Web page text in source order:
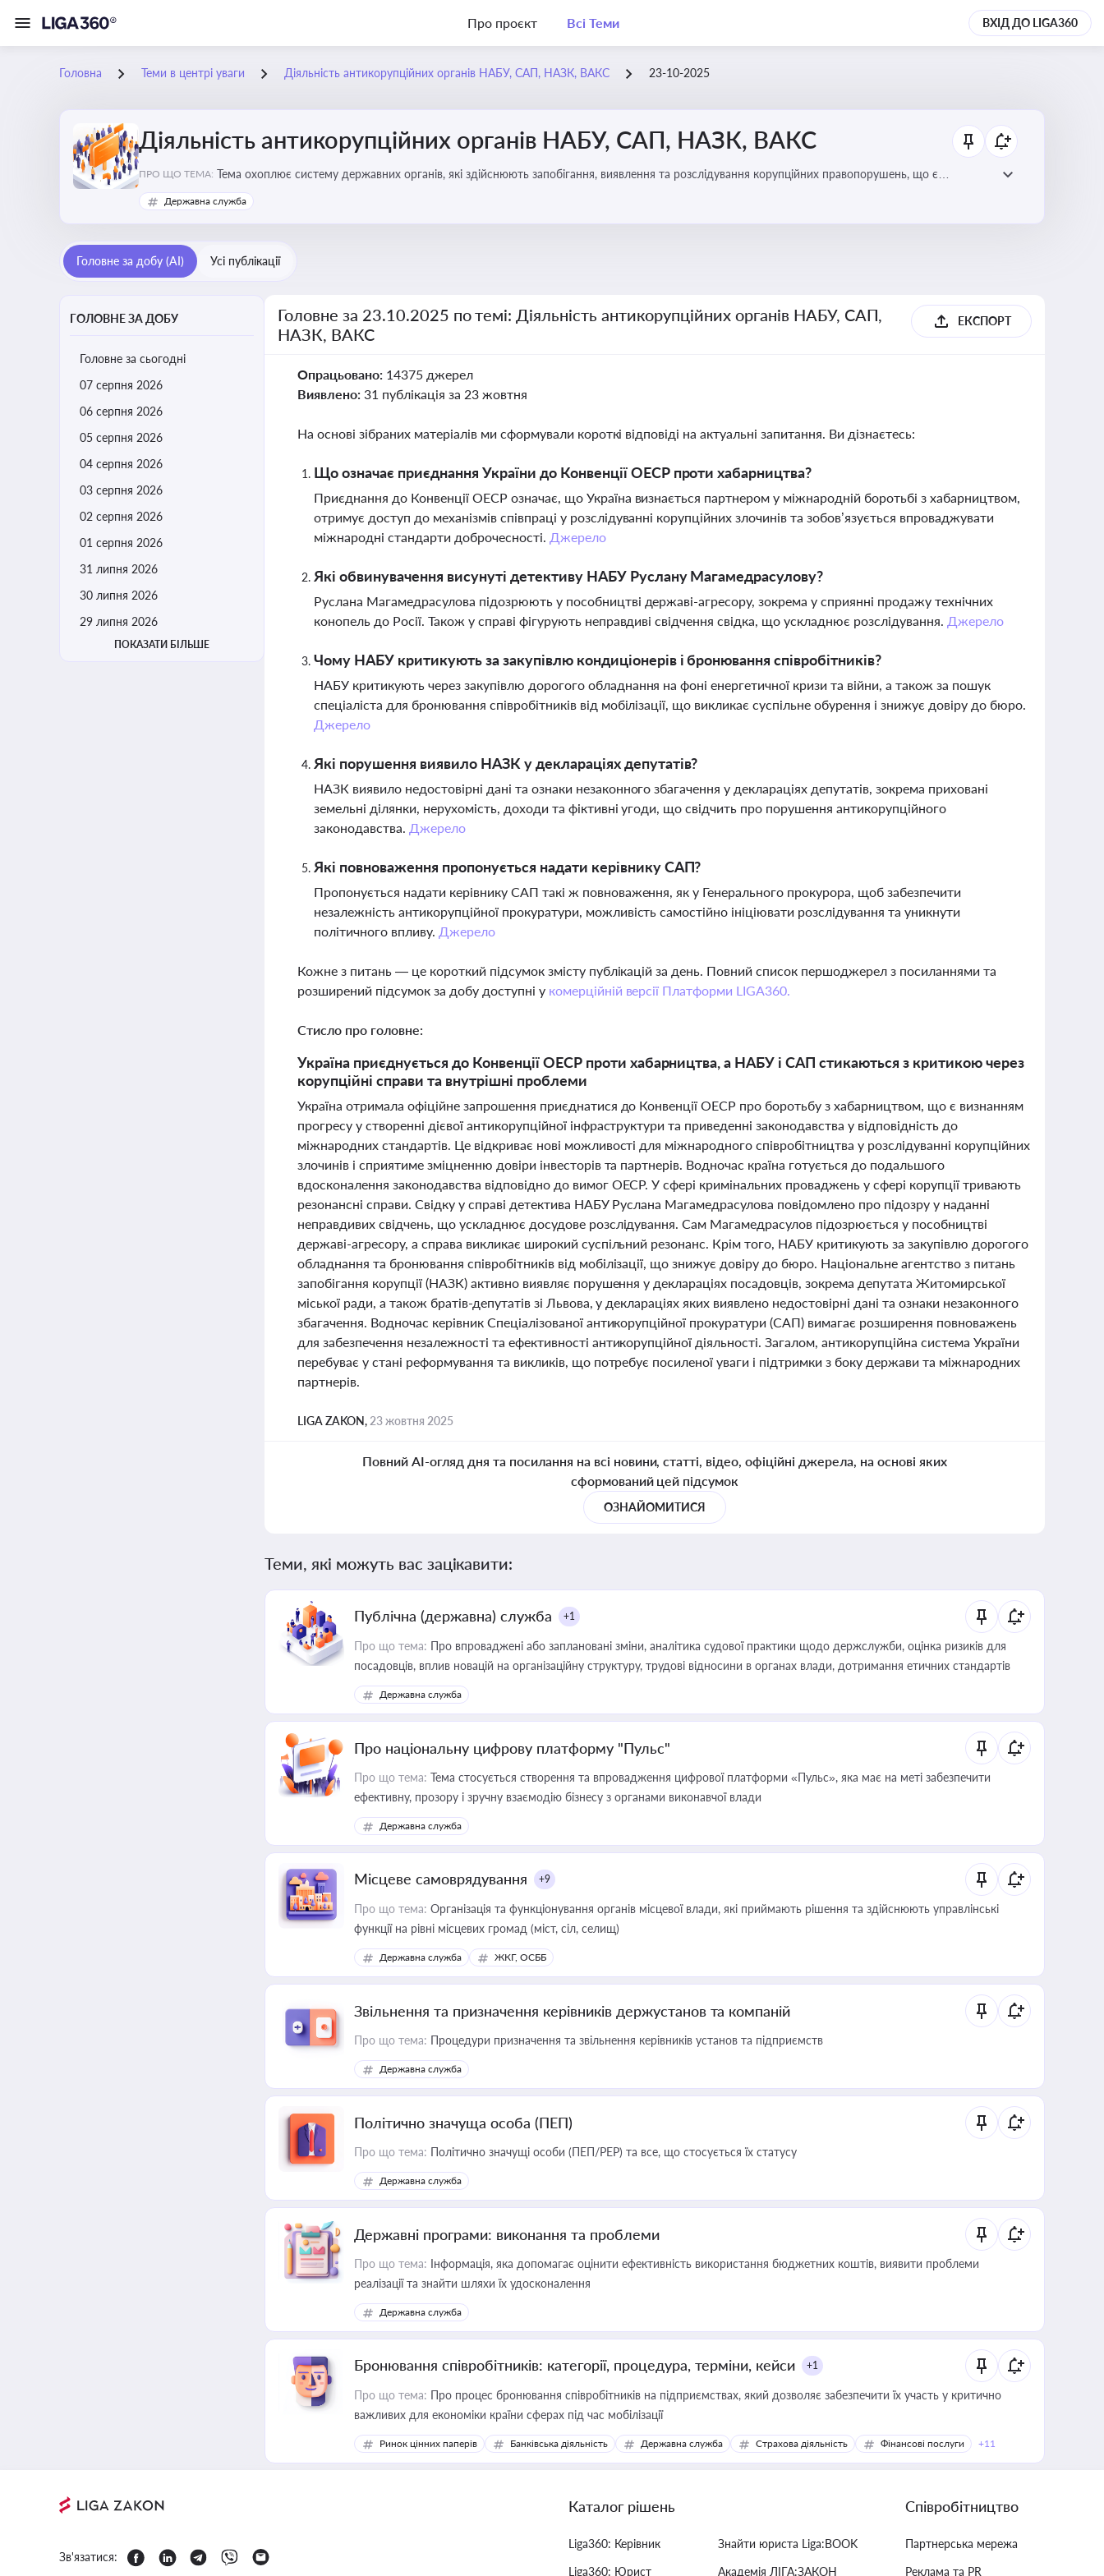
Про проєкт Всі Теми ВХІД ДО LIGA360
Головна Теми в центрі уваги Діяльність антикорупційних органів НАБУ, САП, НАЗК, ВАКС 23-10-2025
Діяльність антикорупційних органів НАБУ, САП, НАЗК, ВАКС
ПРО ЩО ТЕМА: Тема охоплює систему державних органів, які здійснюють запобігання, виявлення та розслідування корупційних правопорушень, що є
ключовим елементом забезпечення прозорості й доброчесності у державному управлінні та бізнесі
Державна служба
Головне за добу (AI) Усі публікації
ГОЛОВНЕ ЗА ДОБУ
Головне за сьогодні
07 серпня 2026
06 серпня 2026
05 серпня 2026
04 серпня 2026
03 серпня 2026
02 серпня 2026
01 серпня 2026
31 липня 2026
30 липня 2026
29 липня 2026
ПОКАЗАТИ БІЛЬШЕ
Головне за 23.10.2025 по темі: Діяльність антикорупційних органів НАБУ, САП,
НАЗК, ВАКС
ЕКСПОРТ
Опрацьовано: 14375 джерел
Виявлено: 31 публікація за 23 жовтня
На основі зібраних матеріалів ми сформували короткі відповіді на актуальні запитання. Ви дізнаєтесь:
Що означає приєднання України до Конвенції ОЕСР проти хабарництва?
Приєднання до Конвенції ОЕСР означає, що Україна визнається партнером у міжнародній боротьбі з хабарництвом,
отримує доступ до механізмів співпраці у розслідуванні корупційних злочинів та зобов’язується впроваджувати
міжнародні стандарти доброчесності. Джерело
Які обвинувачення висунуті детективу НАБУ Руслану Магамедрасулову?
Руслана Магамедрасулова підозрюють у пособництві державі-агресору, зокрема у сприянні продажу технічних
конопель до Росії. Також у справі фігурують неправдиві свідчення свідка, що ускладнює розслідування. Джерело
Чому НАБУ критикують за закупівлю кондиціонерів і бронювання співробітників?
НАБУ критикують через закупівлю дорогого обладнання на фоні енергетичної кризи та війни, а також за пошук
спеціаліста для бронювання співробітників від мобілізації, що викликає суспільне обурення і знижує довіру до бюро.
Джерело
Які порушення виявило НАЗК у деклараціях депутатів?
НАЗК виявило недостовірні дані та ознаки незаконного збагачення у деклараціях депутатів, зокрема приховані
земельні ділянки, нерухомість, доходи та фіктивні угоди, що свідчить про порушення антикорупційного
законодавства. Джерело
Які повноваження пропонується надати керівнику САП?
Пропонується надати керівнику САП такі ж повноваження, як у Генерального прокурора, щоб забезпечити
незалежність антикорупційної прокуратури, можливість самостійно ініціювати розслідування та уникнути
політичного впливу. Джерело
Кожне з питань — це короткий підсумок змісту публікацій за день. Повний список першоджерел з посиланнями та
розширений підсумок за добу доступні у комерційній версії Платформи LIGA360.
Стисло про головне:
Україна приєднується до Конвенції ОЕСР проти хабарництва, а НАБУ і САП стикаються з критикою через
корупційні справи та внутрішні проблеми
Україна отримала офіційне запрошення приєднатися до Конвенції ОЕСР про боротьбу з хабарництвом, що є визнанням
прогресу у створенні дієвої антикорупційної інфраструктури та приведенні законодавства у відповідність до
міжнародних стандартів. Це відкриває нові можливості для міжнародного співробітництва у розслідуванні корупційних
злочинів і сприятиме зміцненню довіри інвесторів та партнерів. Водночас країна готується до подальшого
вдосконалення законодавства відповідно до вимог ОЕСР. У сфері кримінальних проваджень у сфері корупції тривають
резонансні справи. Свідку у справі детектива НАБУ Руслана Магамедрасулова повідомлено про підозру у наданні
неправдивих свідчень, що ускладнює досудове розслідування. Сам Магамедрасулов підозрюється у пособництві
державі-агресору, а справа викликає широкий суспільний резонанс. Крім того, НАБУ критикують за закупівлю дорогого
обладнання та бронювання співробітників від мобілізації, що знижує довіру до бюро. Національне агентство з питань
запобігання корупції (НАЗК) активно виявляє порушення у деклараціях посадовців, зокрема депутата Житомирської
міської ради, а також братів-депутатів зі Львова, у деклараціях яких виявлено недостовірні дані та ознаки незаконного
збагачення. Водночас керівник Спеціалізованої антикорупційної прокуратури (САП) вимагає розширення повноважень
для забезпечення незалежності та ефективності антикорупційної діяльності. Загалом, антикорупційна система України
перебуває у стані реформування та викликів, що потребує посиленої уваги і підтримки з боку держави та міжнародних
партнерів.
LIGA ZAKON, 23 жовтня 2025
Повний AI-огляд дня та посилання на всі новини, статті, відео, офіційні джерела, на основі яких
сформований цей підсумок
ОЗНАЙОМИТИСЯ
Теми, які можуть вас зацікавити:
Публічна (державна) служба +1
Про що тема: Про впроваджені або заплановані зміни, аналітика судової практики щодо держслужби, оцінка ризиків для
посадовців, вплив новацій на організаційну структуру, трудові відносини в органах влади, дотримання етичних стандартів
Державна служба
Про національну цифрову платформу "Пульс"
Про що тема: Тема стосується створення та впровадження цифрової платформи «Пульс», яка має на меті забезпечити
ефективну, прозору і зручну взаємодію бізнесу з органами виконавчої влади
Державна служба
Місцеве самоврядування +9
Про що тема: Організація та функціонування органів місцевої влади, які приймають рішення та здійснюють управлінські
функції на рівні місцевих громад (міст, сіл, селищ)
Державна служба ЖКГ, ОСББ
Звільнення та призначення керівників держустанов та компаній
Про що тема: Процедури призначення та звільнення керівників установ та підприємств
Державна служба
Політично значуща особа (ПЕП)
Про що тема: Політично значущі особи (ПЕП/PEP) та все, що стосується їх статусу
Державна служба
Державні програми: виконання та проблеми
Про що тема: Інформація, яка допомагає оцінити ефективність використання бюджетних коштів, виявити проблеми
реалізації та знайти шляхи їх удосконалення
Державна служба
Бронювання співробітників: категорії, процедура, терміни, кейси +1
Про що тема: Про процес бронювання співробітників на підприємствах, який дозволяє забезпечити їх участь у критично
важливих для економіки країни сферах під час мобілізації
Ринок цінних паперів Банківська діяльність Державна служба Страхова діяльність Фінансові послуги +11
Зв'язатися:
Каталог рішень
Liga360: Керівник
Liga360: Юрист
Знайти юриста Liga:BOOK
Академія ЛІГА:ЗАКОН
Співробітництво
Партнерська мережа
Реклама та PR